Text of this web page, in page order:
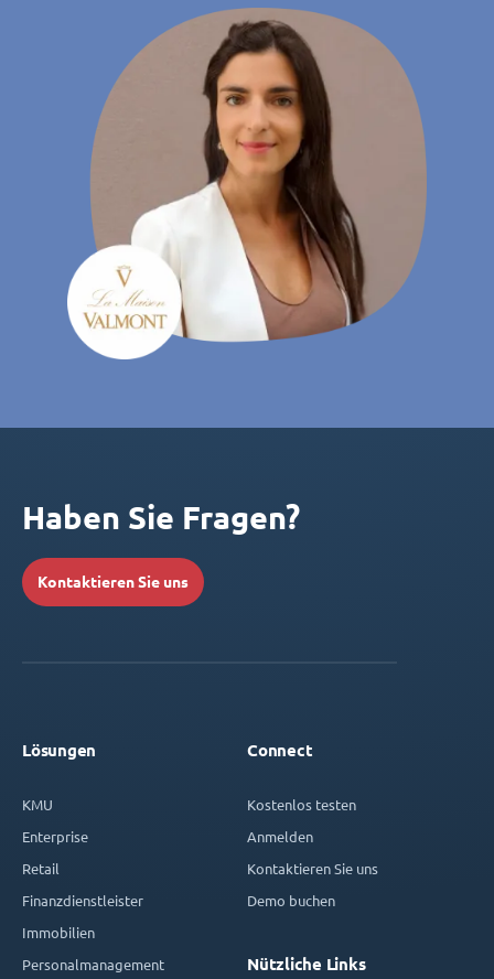
Haben Sie Fragen?
Kontaktieren Sie uns
Lösungen
KMU
Enterprise
Retail
Finanzdienstleister
Immobilien
Personalmanagement
Connect
Kostenlos testen
Anmelden
Kontaktieren Sie uns
Demo buchen
Nützliche Links